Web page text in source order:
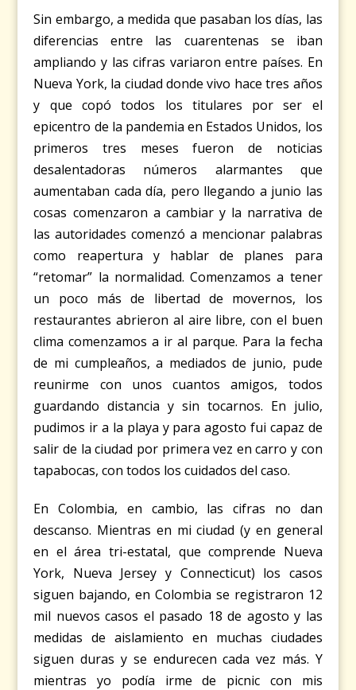
Sin embargo, a medida que pasaban los días, las
diferencias entre las cuarentenas se iban
ampliando y las cifras variaron entre países. En
Nueva York, la ciudad donde vivo hace tres años
y que copó todos los titulares por ser el
epicentro de la pandemia en Estados Unidos, los
primeros tres meses fueron de noticias
desalentadoras números alarmantes que
aumentaban cada día, pero llegando a junio las
cosas comenzaron a cambiar y la narrativa de
las autoridades comenzó a mencionar palabras
como reapertura y hablar de planes para
“retomar” la normalidad. Comenzamos a tener
un poco más de libertad de movernos, los
restaurantes abrieron al aire libre, con el buen
clima comenzamos a ir al parque. Para la fecha
de mi cumpleaños, a mediados de junio, pude
reunirme con unos cuantos amigos, todos
guardando distancia y sin tocarnos. En julio,
pudimos ir a la playa y para agosto fui capaz de
salir de la ciudad por primera vez en carro y con
tapabocas, con todos los cuidados del caso.
En Colombia, en cambio, las cifras no dan
descanso. Mientras en mi ciudad (y en general
en el área tri-estatal, que comprende Nueva
York, Nueva Jersey y Connecticut) los casos
siguen bajando, en Colombia se registraron 12
mil nuevos casos el pasado 18 de agosto y las
medidas de aislamiento en muchas ciudades
siguen duras y se endurecen cada vez más. Y
mientras yo podía irme de picnic con mis